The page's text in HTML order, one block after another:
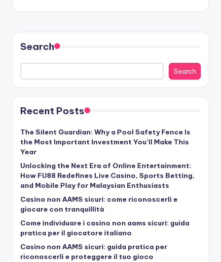
Search
Search
Recent Posts
The Silent Guardian: Why a Pool Safety Fence Is
the Most Important Investment You’ll Make This
Year
Unlocking the Next Era of Online Entertainment:
How FU88 Redefines Live Casino, Sports Betting,
and Mobile Play for Malaysian Enthusiasts
Casino non AAMS sicuri: come riconoscerli e
giocare con tranquillità
Come individuare i casino non aams sicuri: guida
pratica per il giocatore italiano
Casino non AAMS sicuri: guida pratica per
riconoscerli e proteggere il tuo gioco